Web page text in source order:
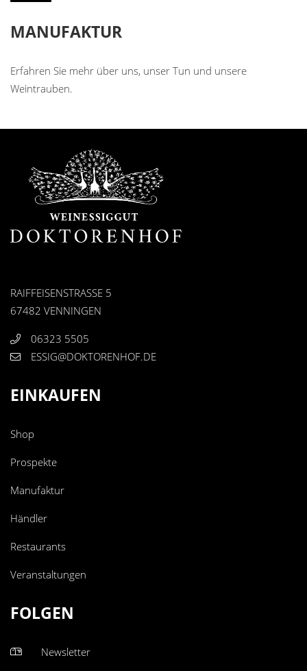
MANUFAKTUR
Erfahren Sie mehr über uns, unser Tun und unsere
Weintrauben.
RAIFFEISENSTRASSE 5
67482 VENNINGEN
06323 5505
ESSIG@DOKTORENHOF.DE
EINKAUFEN
Shop
Prospekte
Manufaktur
Händler
Restaurants
Veranstaltungen
FOLGEN
Newsletter